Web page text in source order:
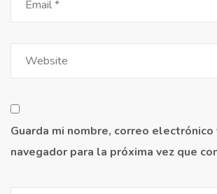
Guarda mi nombre, correo
navegador para la próxima vez que